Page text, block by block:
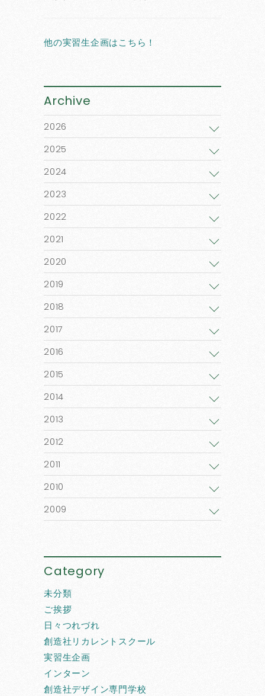
他の実習生企画はこちら！
Archive
2026
2025
2024
2023
2022
2021
2020
2019
2018
2017
2016
2015
2014
2013
2012
2011
2010
2009
Category
未分類
ご挨拶
日々つれづれ
創造社リカレントスクール
実習生企画
インターン
創造社デザイン専門学校